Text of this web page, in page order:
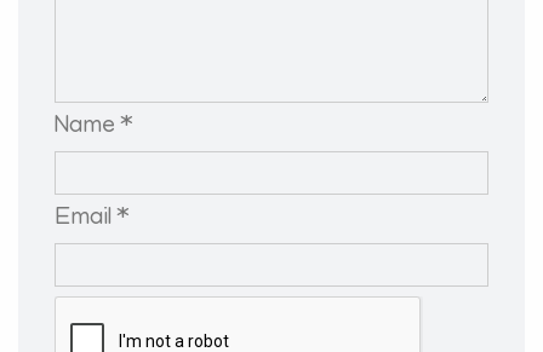
Name *
Email *